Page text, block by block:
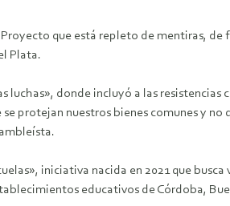
que está repleto de mentiras,
Plata.
luchas», donde incluyó a las
protejan nuestros bienes comunes y no
iniciativa nacida en 2021 que
educativos de Córdoba,